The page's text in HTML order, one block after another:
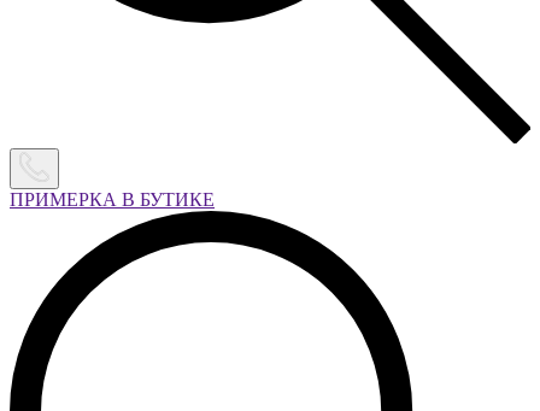
ПРИМЕРКА В БУТИКЕ